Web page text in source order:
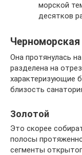
морской
десятков
Она протянулась
разделена на
характеризующие
близость
Золотой
Это скорее
полосы
сегменты